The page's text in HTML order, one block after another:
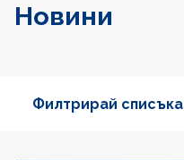
Новини
Филтрирай списъка